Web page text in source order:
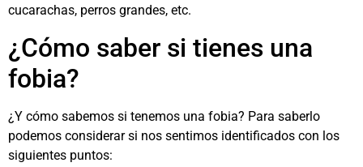
cucarachas, perros grandes, etc.
¿Cómo saber si tienes una
fobia?
¿Y cómo sabemos si tenemos una fobia? Para saberlo
podemos considerar si nos sentimos identificados con los
siguientes puntos: